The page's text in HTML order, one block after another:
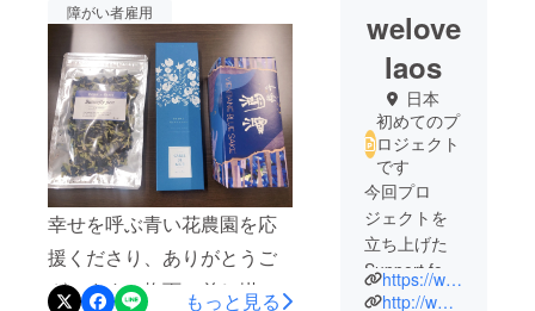
障がい者雇用
幸せを呼ぶ青い花農園を応
援くださり、ありがとうご
ざいます！梅雨に差し掛か
もっと見る
welove
laos
日本
初めてのプ
ロジェクト
です
今回プロ
ジェクトを
立ち上げた
Support for
Woman's
https://www.support-women.net/
http://www.tsujiko.com/